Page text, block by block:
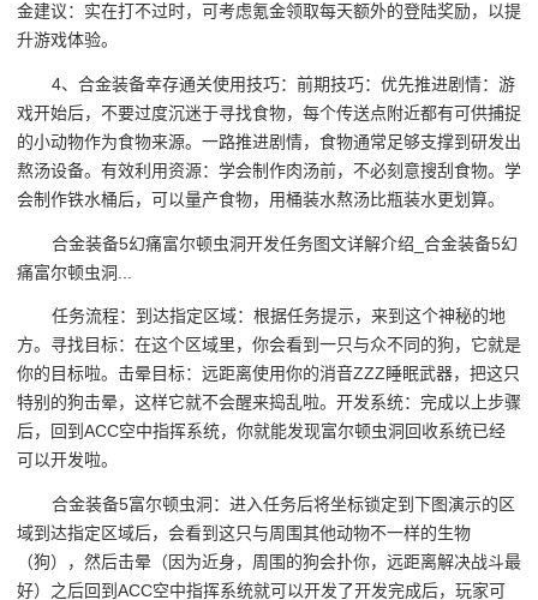
金建议：实在打不过时，可考虑氪金领取每天额外的登陆奖励，以提
升游戏体验。
4、合金装备幸存通关使用技巧：前期技巧：优先推进剧情：游
戏开始后，不要过度沉迷于寻找食物，每个传送点附近都有可供捕捉
的小动物作为食物来源。一路推进剧情，食物通常足够支撑到研发出
熬汤设备。有效利用资源：学会制作肉汤前，不必刻意搜刮食物。学
会制作铁水桶后，可以量产食物，用桶装水熬汤比瓶装水更划算。
合金装备5幻痛富尔顿虫洞开发任务图文详解介绍_合金装备5幻
痛富尔顿虫洞...
任务流程：到达指定区域：根据任务提示，来到这个神秘的地
方。寻找目标：在这个区域里，你会看到一只与众不同的狗，它就是
你的目标啦。击晕目标：远距离使用你的消音ZZZ睡眠武器，把这只
特别的狗击晕，这样它就不会醒来捣乱啦。开发系统：完成以上步骤
后，回到ACC空中指挥系统，你就能发现富尔顿虫洞回收系统已经
可以开发啦。
合金装备5富尔顿虫洞：进入任务后将坐标锁定到下图演示的区
域到达指定区域后，会看到这只与周围其他动物不一样的生物
（狗），然后击晕（因为近身，周围的狗会扑你，远距离解决战斗最
好）之后回到ACC空中指挥系统就可以开发了开发完成后，玩家可